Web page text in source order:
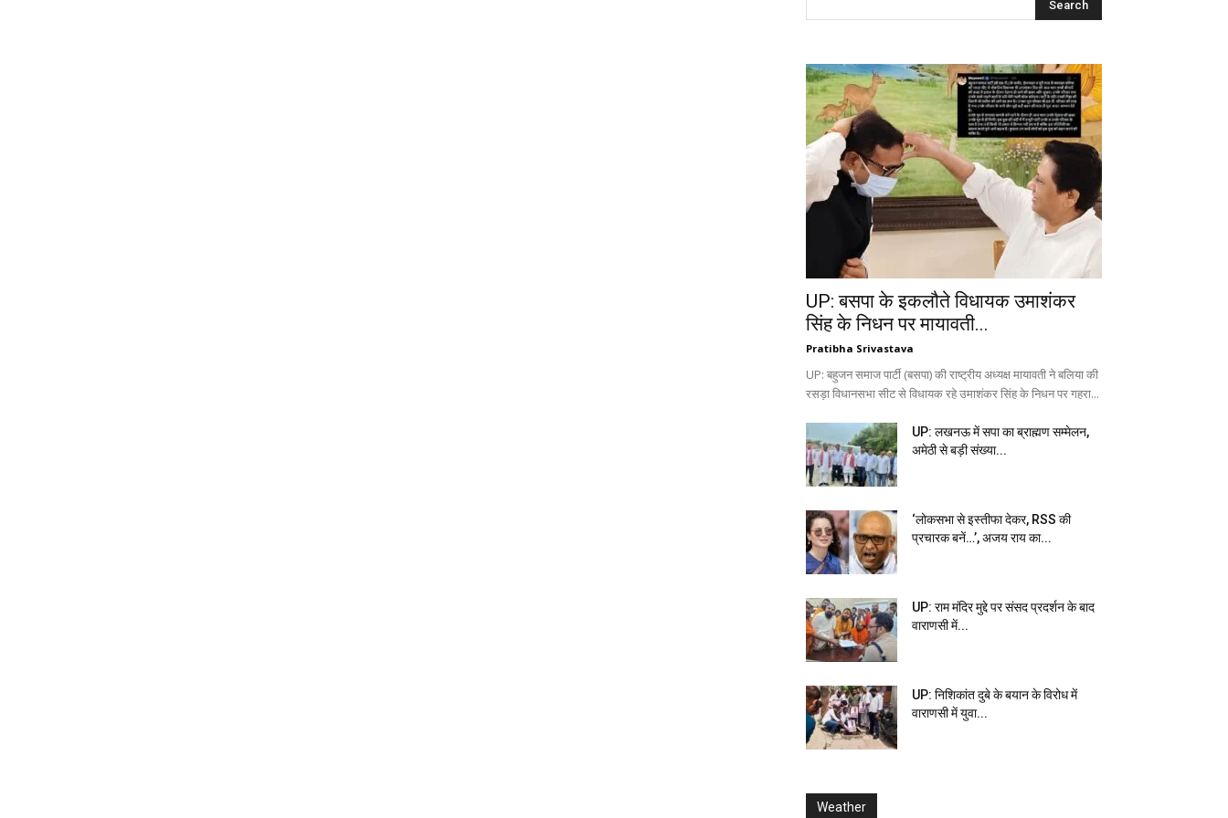
UP: बसपा के इकलौते विधायक उमाशंकर
सिंह के निधन पर मायावती...
Pratibha Srivastava
UP: बहुजन समाज पार्टी (बसपा) की राष्ट्रीय अध्यक्ष मायावती ने बलिया की
रसड़ा विधानसभा सीट से विधायक रहे उमाशंकर सिंह के निधन पर गहरा...
UP: लखनऊ में सपा का ब्राह्मण सम्मेलन,
अमेठी से बड़ी संख्या...
‘लोकसभा से इस्तीफा देकर, RSS की
प्रचारक बनें…’, अजय राय का...
UP: राम मंदिर मुद्दे पर संसद प्रदर्शन के बाद
वाराणसी में...
UP: निशिकांत दुबे के बयान के विरोध में
वाराणसी में युवा...
Weather